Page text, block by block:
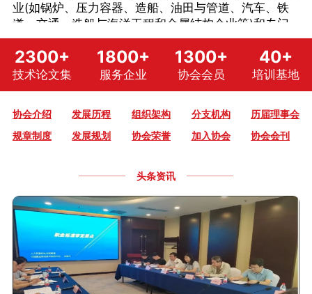
业(如锅炉、压力容器、造船、油田与管道、汽车、铁
道、交通、造船与海洋工程和金属结构企业等)和专门
从事焊接材料、焊接设备、切割、成套设备及专用机具
生产及其它与焊接相关的企业、科研院所、大专院校、
培训机构等企业、事业单位和社会团体组成的一级行业
协会。拥有国家级中小企业公共服务示范平台、机械工
社会团体组织。
中国焊接协会会员单位1300余家，遍布于全国30个
省、自治区、直辖市。现共有焊接材料、焊接设备、切
割、环境健康与安全(筹)、钎焊材料、设备及工艺5个
分会；能源装备、金属结构、油田与管道建设、汽车、
训、贸易促进、认证、专家技术、职业教育、增材制造
与表面工程6个工作委员会，共计17个分支机构，北
制造领域；同时协会下设22个焊接技术学院，15个机器
人焊接培训基地，2个焊接培训基地，1个焊接技术培训
基地，1个培训中心，总计41家培训机构。
2300+
技术论文集
1800+
服务企业
1300+
协会会员
40+
培训基地
协会介绍
规章制度
发展历程
发展规划
组织架构
协会荣誉
分支机构
加入协会
历届理事会
协会会刊
头条资讯